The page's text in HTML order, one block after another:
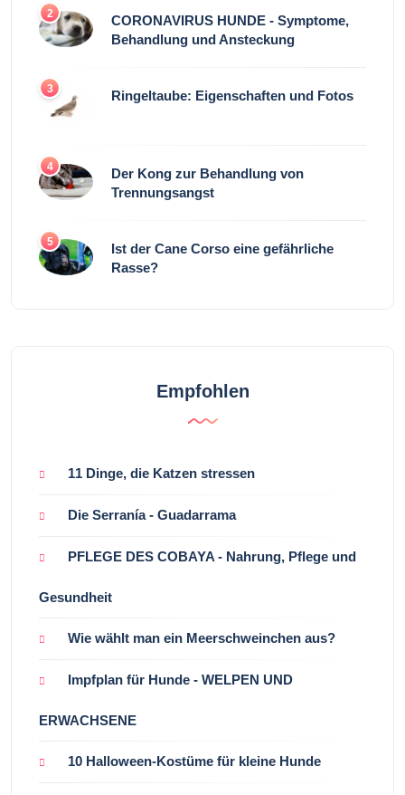
2
CORONAVIRUS HUNDE - Symptome,
Behandlung und Ansteckung
3 Ringeltaube: Eigenschaften und Fotos
4
Der Kong zur Behandlung von
Trennungsangst
5
Ist der Cane Corso eine gefährliche
Rasse?
Empfohlen
11 Dinge, die Katzen stressen
Die Serranía - Guadarrama
PFLEGE DES COBAYA - Nahrung, Pflege und
Gesundheit
Wie wählt man ein Meerschweinchen aus?
Impfplan für Hunde - WELPEN UND
ERWACHSENE
10 Halloween-Kostüme für kleine Hunde